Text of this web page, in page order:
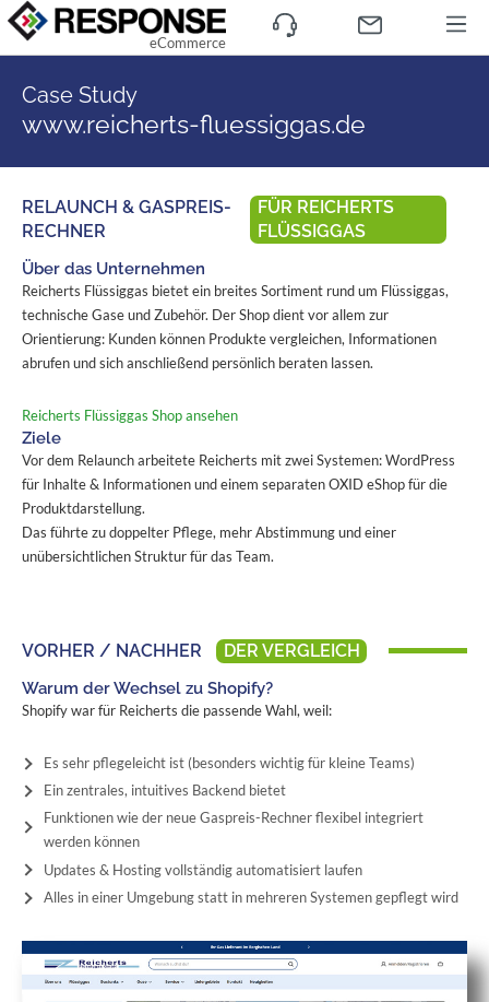
eCommerce
Case Study
www.reicherts-fluessiggas.de
RELAUNCH & GASPREIS-
RECHNER
FÜR REICHERTS
FLÜSSIGGAS
Über das Unternehmen
Reicherts Flüssiggas bietet ein breites Sortiment rund um Flüssiggas,
technische Gase und Zubehör. Der Shop dient vor allem zur
Orientierung: Kunden können Produkte vergleichen, Informationen
abrufen und sich anschließend persönlich beraten lassen.
Reicherts Flüssiggas Shop ansehen
Ziele
Vor dem Relaunch arbeitete Reicherts mit zwei Systemen: WordPress
für Inhalte & Informationen und einem separaten OXID eShop für die
Produktdarstellung.
Das führte zu doppelter Pflege, mehr Abstimmung und einer
unübersichtlichen Struktur für das Team.
VORHER / NACHHER DER VERGLEICH
Warum der Wechsel zu Shopify?
Shopify war für Reicherts die passende Wahl, weil:
Es sehr pflegeleicht ist (besonders wichtig für kleine Teams)
Ein zentrales, intuitives Backend bietet
Funktionen wie der neue Gaspreis-Rechner flexibel integriert
werden können
Updates & Hosting vollständig automatisiert laufen
Alles in einer Umgebung statt in mehreren Systemen gepflegt wird